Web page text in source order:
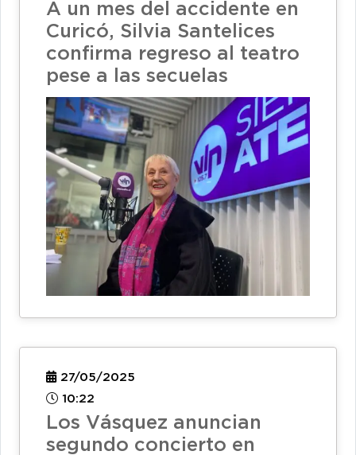
A un mes del accidente en
Curicó, Silvia Santelices
confirma regreso al teatro
pese a las secuelas
27/05/2025
10:22
Los Vásquez anuncian
segundo concierto en